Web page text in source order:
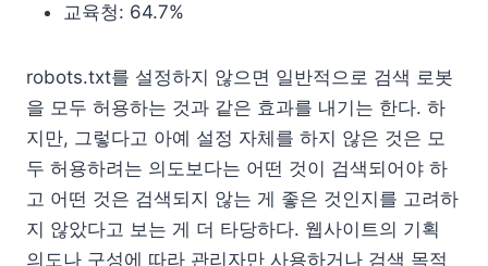
교육청: 64.7%
robots.txt를 설정하지 않으면 일반적으로 검색 로봇
을 모두 허용하는 것과 같은 효과를 내기는 한다. 하
지만, 그렇다고 아예 설정 자체를 하지 않은 것은 모
두 허용하려는 의도보다는 어떤 것이 검색되어야 하
고 어떤 것은 검색되지 않는 게 좋은 것인지를 고려하
지 않았다고 보는 게 더 타당하다. 웹사이트의 기획
의도나 구성에 따라 관리자만 사용하거나 검색 목적